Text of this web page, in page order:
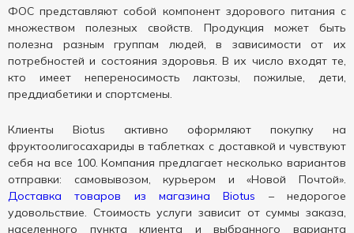
ФОС представляют собой компонент здорового питания с
множеством полезных свойств. Продукция может быть
полезна разным группам людей, в зависимости от их
потребностей и состояния здоровья. В их число входят те,
кто имеет непереносимость лактозы, пожилые, дети,
преддиабетики и спортсмены.
Клиенты Biotus активно оформляют покупку на
фруктоолигосахариды в таблетках с доставкой и чувствуют
себя на все 100. Компания предлагает несколько вариантов
отправки: самовывозом, курьером и «Новой Почтой».
Доставка товаров из магазина Biotus – недорогое
удовольствие. Стоимость услуги зависит от суммы заказа,
населенного пункта клиента и выбранного варианта